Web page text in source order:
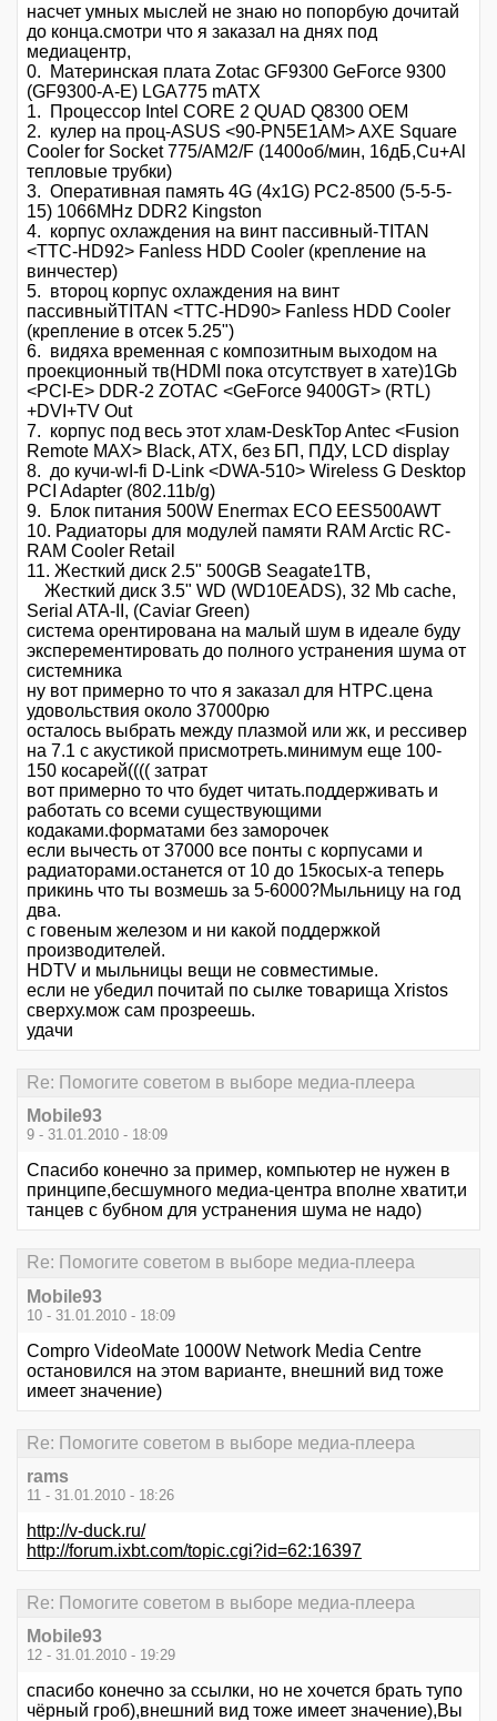
насчет умных мыслей не знаю но попорбую дочитай
до конца.смотри что я заказал на днях под
медиацентр,
0. Материнская плата Zotac GF9300 GeForce 9300
(GF9300-A-E) LGA775 mATX
1. Процессор Intel CORE 2 QUAD Q8300 OEM
2. кулер на проц-ASUS <90-PN5E1AM> AXE Square
Cooler for Socket 775/AM2/F (1400об/мин, 16дБ,Cu+Al
тепловые трубки)
3. Оперативная память 4G (4x1G) PC2-8500 (5-5-5-
15) 1066MHz DDR2 Kingston
4. корпус охлаждения на винт пассивный-TITAN
<TTC-HD92> Fanless HDD Cooler (крепление на
винчестер)
5. второц корпус охлаждения на винт
пассивныйTITAN <TTC-HD90> Fanless HDD Cooler
(крепление в отсек 5.25")
6. видяха временная с композитным выходом на
проекционный тв(HDMI пока отсутствует в хате)1Gb
<PCI-E> DDR-2 ZOTAC <GeForce 9400GT> (RTL)
+DVI+TV Out
7. корпус под весь этот хлам-DeskTop Antec <Fusion
Remote MAX> Black, ATX, без БП, ПДУ, LCD display
8. до кучи-wI-fi D-Link <DWA-510> Wireless G Desktop
PCI Adapter (802.11b/g)
9. Блок питания 500W Enermax ECO EES500AWT
10. Радиаторы для модулей памяти RAM Arctic RC-
RAM Cooler Retail
11. Жесткий диск 2.5" 500GB Seagate1TB,
Жесткий диск 3.5" WD (WD10EADS), 32 Mb cache,
Serial ATA-II, (Caviar Green)
система орентирована на малый шум в идеале буду
эксперементировать до полного устранения шума от
системника
ну вот примерно то что я заказал для HTPC.цена
удовольствия около 37000рю
осталось выбрать между плазмой или жк, и рессивер
на 7.1 с акустикой присмотреть.минимум еще 100-
150 косарей(((( затрат
вот примерно то что будет читать.поддерживать и
работать со всеми существующими
кодаками.форматами без заморочек
если вычесть от 37000 все понты с корпусами и
радиаторами.останется от 10 до 15косых-а теперь
прикинь что ты возмешь за 5-6000?Мыльницу на год
два.
с говеным железом и ни какой поддержкой
производителей.
HDTV и мыльницы вещи не совместимые.
если не убедил почитай по сылке товарища Xristos
сверху.мож сам прозреешь.
удачи
Re: Помогите советом в выборе медиа-плеера
Mobile93
9 - 31.01.2010 - 18:09
Спасибо конечно за пример, компьютер не нужен в
принципе,бесшумного медиа-центра вполне хватит,и
танцев с бубном для устранения шума не надо)
Re: Помогите советом в выборе медиа-плеера
Mobile93
10 - 31.01.2010 - 18:09
Compro VideoMate 1000W Network Media Centre
остановился на этом варианте, внешний вид тоже
имеет значение)
Re: Помогите советом в выборе медиа-плеера
rams
11 - 31.01.2010 - 18:26
http://v-duck.ru/
http://forum.ixbt.com/topic.cgi?id=62:16397
Re: Помогите советом в выборе медиа-плеера
Mobile93
12 - 31.01.2010 - 19:29
спасибо конечно за ссылки, но не хочется брать тупо
чёрный гроб),внешний вид тоже имеет значение),Вы